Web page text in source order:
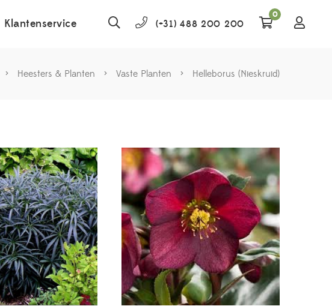
Klantenservice (+31) 488 200 200
0
> Heesters & Planten > Vaste Planten > Helleborus (Nieskruid)